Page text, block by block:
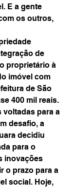
E a gente
os outros,
de
proprietário à
imóvel com
de São
400 mil reais.
para a
desafio, a
decidiu
para o
inovações
o prazo para a
social. Hoje,